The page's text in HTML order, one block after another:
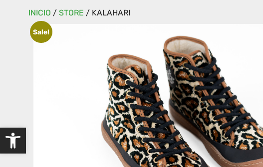
Open toolbar
INICIO / STORE / KALAHARI
Sale!